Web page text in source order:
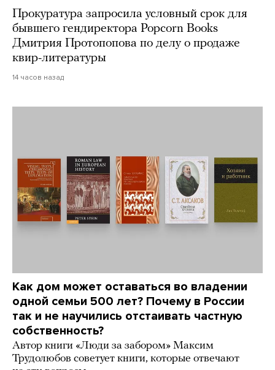
Прокуратура запросила условный срок для
бывшего гендиректора Popcorn Books
Дмитрия Протопопова по делу о продаже
квир-литературы
14 часов назад
Как дом может оставаться во владении
одной семьи 500 лет? Почему в России
так и не научились отстаивать частную
собственность?
Автор книги «Люди за забором» Максим
Трудолюбов советует книги, которые отвечают